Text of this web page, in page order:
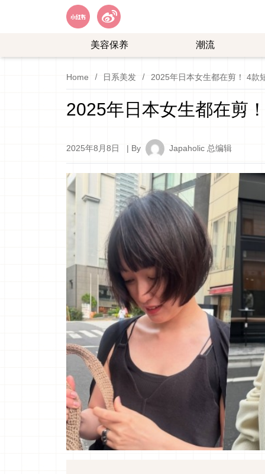
美容保养
潮流
物
Home 日系美发 2025年日本女生都在剪！ 4款
2025年日本女生都在剪
2025年8月8日 | By Japaholic 总编辑